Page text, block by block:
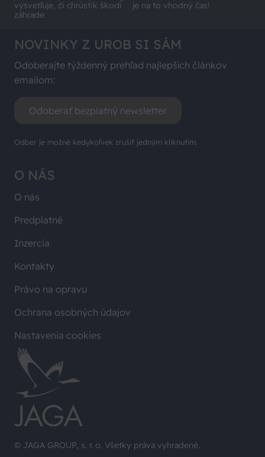
vysvetľuje, či chrústik škodí
záhrade
je na to vhodný čas!
© JAGA GROUP, s. r. o. Všetky práva vyhradené.
O NÁS
O nás
Predplatné
Inzercia
Kontakty
Právo na opravu
Ochrana osobných údajov
Nastavenia cookies
NOVINKY Z UROB SI SÁM
Odoberajte týždenný prehľad najlepších článkov
emailom:
Odoberať bezplatný newsletter
Odber je možné kedykoľvek zrušiť jedným kliknutím.